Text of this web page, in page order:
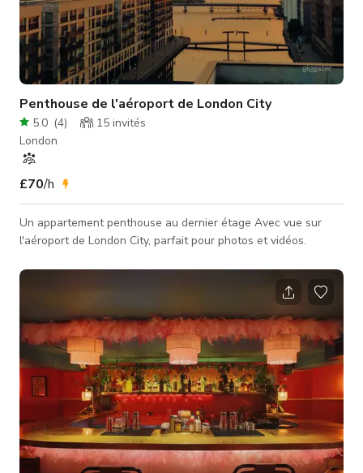
Penthouse de l'aéroport de London City
5.0 (4) 15 invités
London
£70/h
Un appartement penthouse au dernier étage Avec vue sur
l'aéroport de London City, parfait pour photos et vidéos.